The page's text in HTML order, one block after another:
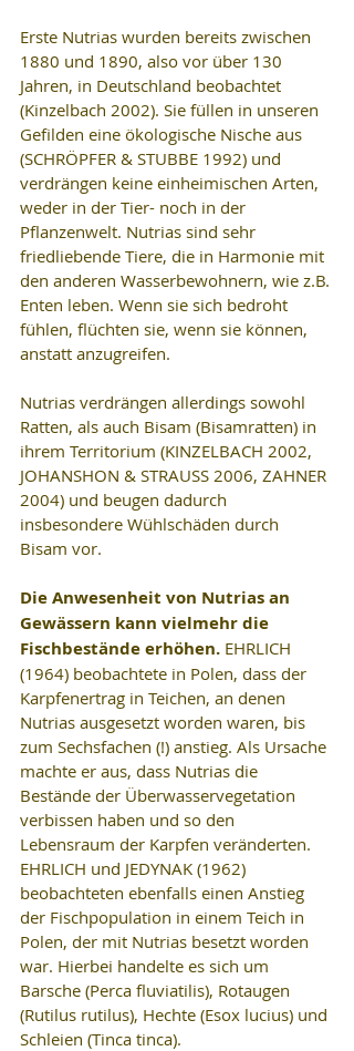
Erste Nutrias wurden bereits zwischen
1880 und 1890, also vor über 130
Jahren, in Deutschland beobachtet
(Kinzelbach 2002). Sie füllen in unseren
Gefilden eine ökologische Nische aus
(SCHRÖPFER & STUBBE 1992) und
verdrängen keine einheimischen Arten,
weder in der Tier- noch in der
Pflanzenwelt. Nutrias sind sehr
friedliebende Tiere, die in Harmonie mit
den anderen Wasserbewohnern, wie z.B.
Enten leben. Wenn sie sich bedroht
fühlen, flüchten sie, wenn sie können,
anstatt anzugreifen.
Nutrias verdrängen allerdings sowohl
Ratten, als auch Bisam (Bisamratten) in
ihrem Territorium (KINZELBACH 2002,
JOHANSHON & STRAUSS 2006, ZAHNER
2004) und beugen dadurch
insbesondere Wühlschäden durch
Bisam vor.
Die Anwesenheit von Nutrias an
Gewässern kann vielmehr die
Fischbestände erhöhen. EHRLICH
(1964) beobachtete in Polen, dass der
Karpfenertrag in Teichen, an denen
Nutrias ausgesetzt worden waren, bis
zum Sechsfachen (!) anstieg. Als Ursache
machte er aus, dass Nutrias die
Bestände der Überwasservegetation
verbissen haben und so den
Lebensraum der Karpfen veränderten.
EHRLICH und JEDYNAK (1962)
beobachteten ebenfalls einen Anstieg
der Fischpopulation in einem Teich in
Polen, der mit Nutrias besetzt worden
war. Hierbei handelte es sich um
Barsche (Perca fluviatilis), Rotaugen
(Rutilus rutilus), Hechte (Esox lucius) und
Schleien (Tinca tinca).